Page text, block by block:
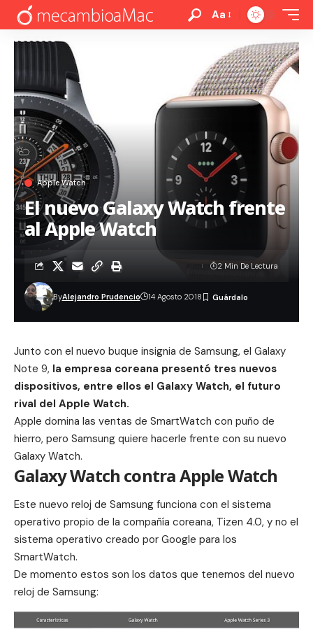
Aa
Apple Watch
El nuevo Galaxy Watch frente
al Apple Watch
ByAlejandro Prudencio 14 Agosto 2018
2 Min De Lectura
Junto con el nuevo buque insignia de Samsung, el Galaxy
Note 9, la empresa coreana presentó tres nuevos
dispositivos, entre ellos el Galaxy Watch, el futuro
rival del Apple Watch.
Apple domina las ventas de SmartWatch con puño de
hierro, pero Samsung quiere hacerle frente con su nuevo
Galaxy Watch.
Galaxy Watch contra Apple Watch
Este nuevo reloj de Samsung funciona con el sistema
operativo propio de la compañía coreana, Tizen 4.0, y no el
sistema operativo creado por Google para los
SmartWatch.
De momento estos son los datos que tenemos del nuevo
reloj de Samsung: